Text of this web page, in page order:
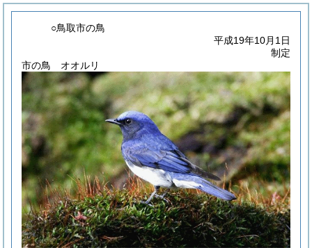
○鳥取市の鳥
平成19年10月1日
制定
市の鳥 オオルリ